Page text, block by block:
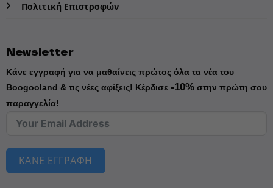
Πολιτική Επιστροφών
Newsletter
Κάνε εγγραφή για να μαθαίνεις πρώτος όλα τα νέα του
Boogooland & τις νέες αφίξεις! Κέρδισε -10%στην πρώτη σου
παραγγελία!
ΚΑΝΕ ΕΓΓΡΑΦΗ